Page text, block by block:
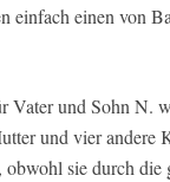
einfach einen von
Vater und Sohn N.
und vier andere
sie durch die